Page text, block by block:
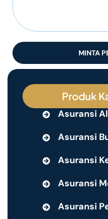
MINTA
Produk
Asuransi
Asuransi
Asuransi
Asuransi
Asuransi